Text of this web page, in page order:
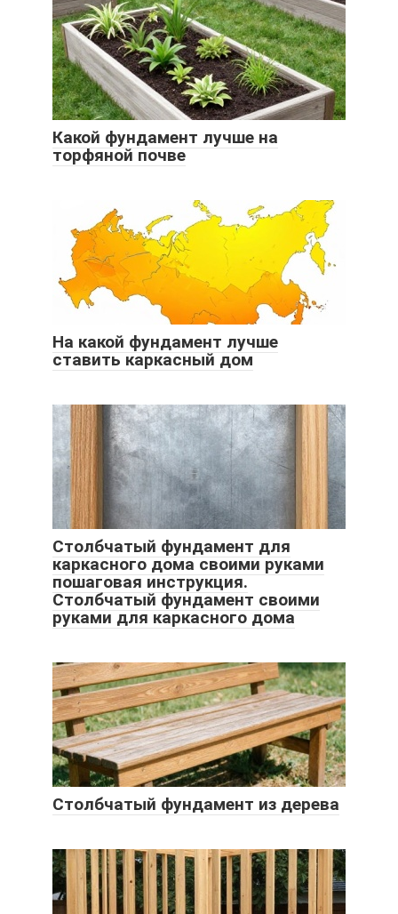
Какой фундамент лучше на
торфяной почве
На какой фундамент лучше
ставить каркасный дом
Столбчатый фундамент для
каркасного дома своими руками
пошаговая инструкция.
Столбчатый фундамент своими
руками для каркасного дома
Столбчатый фундамент из дерева